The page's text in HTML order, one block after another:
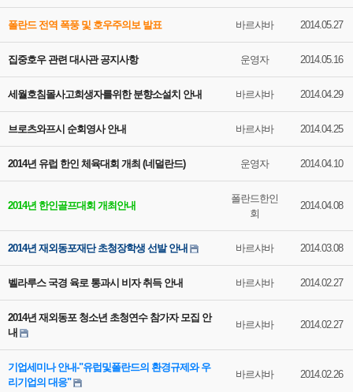
폴란드 전역 폭풍 및 호우주의보 발표 바르샤바 2014.05.27
집중호우 관련 대사관 공지사항 운영자 2014.05.16
세월호침몰사고희생자를위한 분향소설치 안내 바르샤바 2014.04.29
브로츠와프시 순회영사 안내 바르샤바 2014.04.25
2014년 유럽 한인 체육대회 개최 (네덜란드) 운영자 2014.04.10
2014년 한인골프대회 개최안내
폴란드한인
회
2014.04.08
2014년 재외동포재단 초청장학생 선발 안내 바르샤바 2014.03.08
벨라루스 국경 육로 통과시 비자 취득 안내 바르샤바 2014.02.27
2014년 재외동포 청소년 초청연수 참가자 모집 안
내
바르샤바 2014.02.27
기업세미나 안내-"유럽및폴란드의 환경규제와 우
리기업의 대응"
바르샤바 2014.02.26